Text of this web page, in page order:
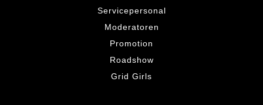
Servicepersonal
Moderatoren
Promotion
Roadshow
Grid Girls